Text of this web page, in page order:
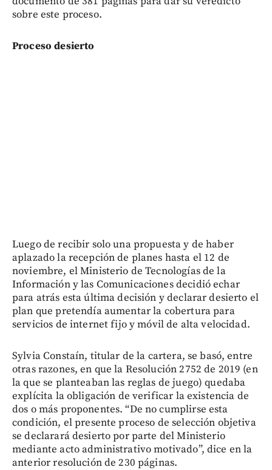
sobre este proceso.
Proceso desierto
Luego de recibir solo una propuesta y de haber
aplazado la recepción de planes hasta el 12 de
noviembre, el Ministerio de Tecnologías de la
Información y las Comunicaciones decidió echar
para atrás esta última decisión y declarar desierto el
plan que pretendía aumentar la cobertura para
servicios de internet fijo y móvil de alta velocidad.
Sylvia Constaín, titular de la cartera, se basó, entre
otras razones, en que la Resolución 2752 de 2019 (en
la que se planteaban las reglas de juego) quedaba
explícita la obligación de verificar la existencia de
dos o más proponentes. “De no cumplirse esta
condición, el presente proceso de selección objetiva
se declarará desierto por parte del Ministerio
mediante acto administrativo motivado”, dice en la
anterior resolución de 230 páginas.